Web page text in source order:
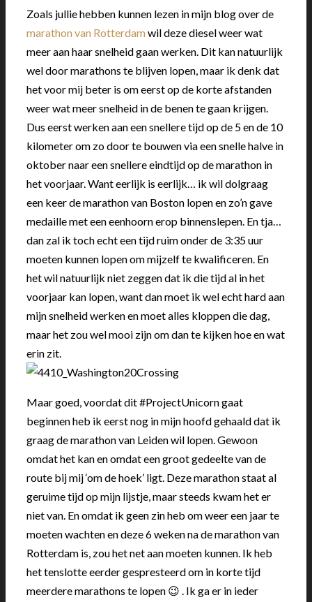
Zoals jullie hebben kunnen lezen in mijn blog over de
marathon van Rotterdamwil deze diesel weer wat
meer aan haar snelheid gaan werken. Dit kan natuurlijk
wel door marathons te blijven lopen, maar ik denk dat
het voor mij beter is om eerst op de korte afstanden
weer wat meer snelheid in de benen te gaan krijgen.
Dus eerst werken aan een snellere tijd op de 5 en de 10
kilometer om zo door te bouwen via een snelle halve in
oktober naar een snellere eindtijd op de marathon in
het voorjaar. Want eerlijk is eerlijk… ik wil dolgraag
een keer de marathon van Boston lopen en zo’n gave
medaille met een eenhoorn erop binnenslepen. En tja…
dan zal ik toch echt een tijd ruim onder de 3:35 uur
moeten kunnen lopen om mijzelf te kwalificeren. En
het wil natuurlijk niet zeggen dat ik die tijd al in het
voorjaar kan lopen, want dan moet ik wel echt hard aan
mijn snelheid werken en moet alles kloppen die dag,
maar het zou wel mooi zijn om dan te kijken hoe en wat
erin zit.
Maar goed, voordat dit #ProjectUnicorn gaat
beginnen heb ik eerst nog in mijn hoofd gehaald dat ik
graag de marathon van Leiden wil lopen. Gewoon
omdat het kan en omdat een groot gedeelte van de
route bij mij ‘om de hoek’ ligt. Deze marathon staat al
geruime tijd op mijn lijstje, maar steeds kwam het er
niet van. En omdat ik geen zin heb om weer een jaar te
moeten wachten en deze 6 weken na de marathon van
Rotterdam is, zou het net aan moeten kunnen. Ik heb
het tenslotte eerder gespresteerd om in korte tijd
meerdere marathons te lopen 😉 . Ik ga er in ieder